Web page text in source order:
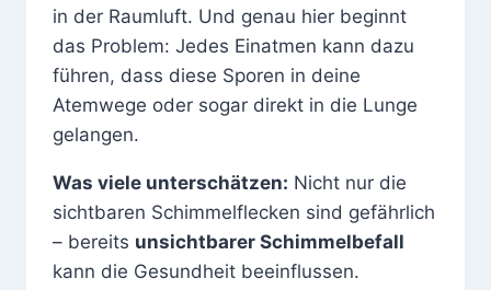
in der Raumluft. Und genau hier beginnt
das Problem: Jedes Einatmen kann dazu
führen, dass diese Sporen in deine
Atemwege oder sogar direkt in die Lunge
gelangen.
Was viele unterschätzen: Nicht nur die
sichtbaren Schimmelflecken sind gefährlich
– bereits unsichtbarer Schimmelbefall
kann die Gesundheit beeinflussen.